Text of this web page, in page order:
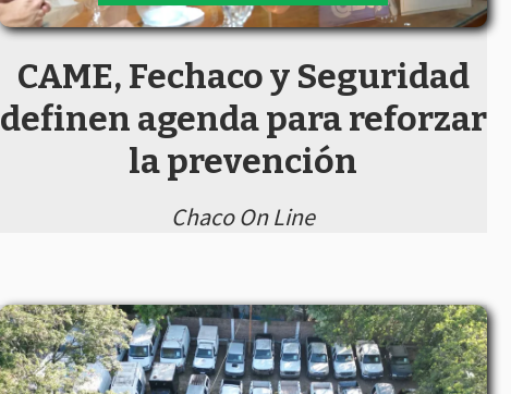
CAME, Fechaco y Seguridad
definen agenda para reforzar
la prevención
Chaco On Line